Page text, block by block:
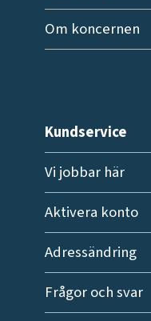
Om koncernen
Kundservice
Vi jobbar här
Aktivera konto
Adressändring
Frågor och svar